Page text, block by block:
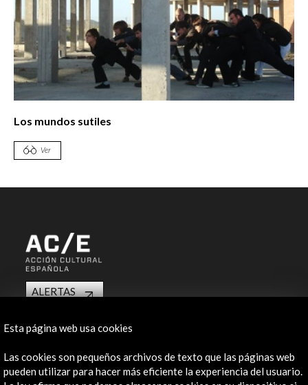
Los mundos sutiles
Ver
ALERTAS
Contacta
info@accioncultural.es
Esta página web usa cookies
Las cookies son pequeños archivos de texto que las páginas web
pueden utilizar para hacer más eficiente la experiencia del usuario.